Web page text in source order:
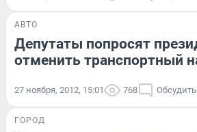
АВТО
Депутаты попросят
отменить транспортный
27 ноября, 2012, 15:01 768 Обсудить
ГОРОД